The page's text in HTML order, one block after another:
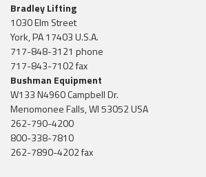
Bradley Lifting
1030 Elm Street
York, PA 17403 U.S.A.
717-848-3121 phone
717-843-7102 fax
Bushman Equipment
W133 N4960 Campbell Dr.
Menomonee Falls, WI 53052 USA
262-790-4200
800-338-7810
262-7890-4202 fax